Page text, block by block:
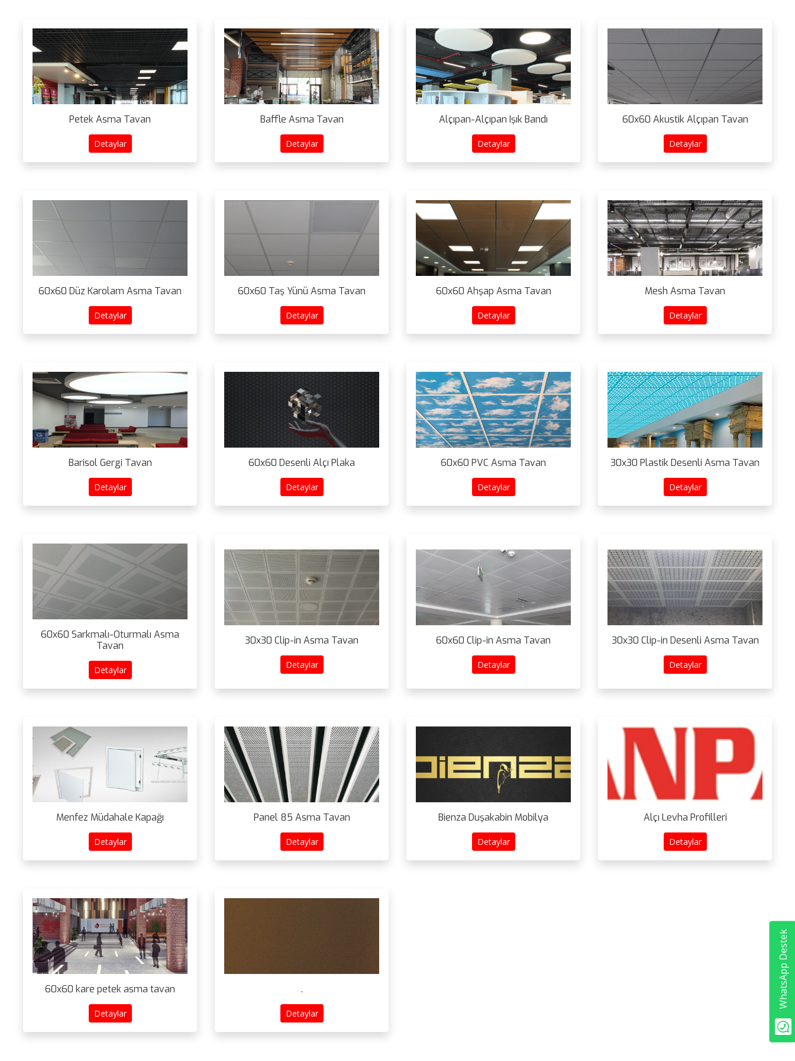
Petek Asma Tavan
Detaylar
Baffle Asma Tavan
Detaylar
Alçıpan-Alçıpan Işık Bandı
Detaylar
60x60 Akustik Alçıpan Tavan
Detaylar
60x60 Düz Karolam Asma Tavan
Detaylar
60x60 Taş Yünü Asma Tavan
Detaylar
60x60 Ahşap Asma Tavan
Detaylar
Mesh Asma Tavan
Detaylar
Barisol Gergi Tavan
Detaylar
60x60 Desenli Alçı Plaka
Detaylar
60x60 PVC Asma Tavan
Detaylar
30x30 Plastik Desenli Asma Tavan
Detaylar
60x60 Sarkmalı-Oturmalı Asma
Tavan
Detaylar
30x30 Clip-in Asma Tavan
Detaylar
60x60 Clip-in Asma Tavan
Detaylar
30x30 Clip-in Desenli Asma Tavan
Detaylar
Menfez Müdahale Kapağı
Detaylar
Panel 85 Asma Tavan
Detaylar
Bienza Duşakabin Mobilya
Detaylar
Alçı Levha Profilleri
Detaylar
60x60 kare petek asma tavan
Detaylar
.
Detaylar
WhatsApp Destek